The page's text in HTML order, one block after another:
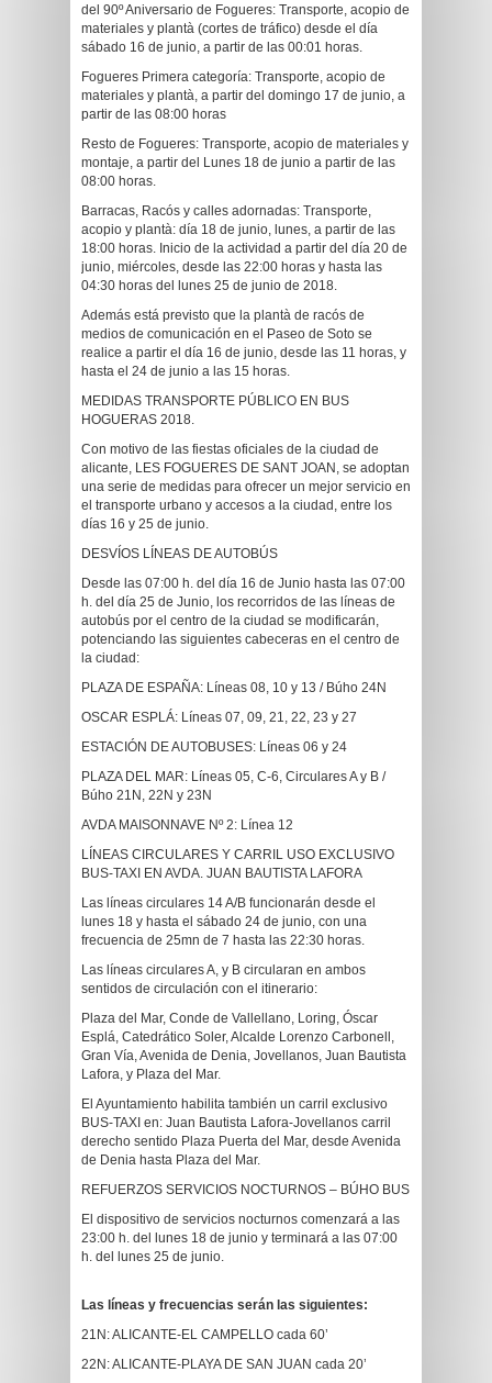
del 90º Aniversario de Fogueres: Transporte, acopio de
materiales y plantà (cortes de tráfico) desde el día
sábado 16 de junio, a partir de las 00:01 horas.
Fogueres Primera categoría: Transporte, acopio de
materiales y plantà, a partir del domingo 17 de junio, a
partir de las 08:00 horas
Resto de Fogueres: Transporte, acopio de materiales y
montaje, a partir del Lunes 18 de junio a partir de las
08:00 horas.
Barracas, Racós y calles adornadas: Transporte,
acopio y plantà: día 18 de junio, lunes, a partir de las
18:00 horas. Inicio de la actividad a partir del día 20 de
junio, miércoles, desde las 22:00 horas y hasta las
04:30 horas del lunes 25 de junio de 2018.
Además está previsto que la plantà de racós de
medios de comunicación en el Paseo de Soto se
realice a partir el día 16 de junio, desde las 11 horas, y
hasta el 24 de junio a las 15 horas.
MEDIDAS TRANSPORTE PÚBLICO EN BUS
HOGUERAS 2018.
Con motivo de las fiestas oficiales de la ciudad de
alicante, LES FOGUERES DE SANT JOAN, se adoptan
una serie de medidas para ofrecer un mejor servicio en
el transporte urbano y accesos a la ciudad, entre los
días 16 y 25 de junio.
DESVÍOS LÍNEAS DE AUTOBÚS
Desde las 07:00 h. del día 16 de Junio hasta las 07:00
h. del día 25 de Junio, los recorridos de las líneas de
autobús por el centro de la ciudad se modificarán,
potenciando las siguientes cabeceras en el centro de
la ciudad:
PLAZA DE ESPAÑA: Líneas 08, 10 y 13 / Búho 24N
OSCAR ESPLÁ: Líneas 07, 09, 21, 22, 23 y 27
ESTACIÓN DE AUTOBUSES: Líneas 06 y 24
PLAZA DEL MAR: Líneas 05, C-6, Circulares A y B /
Búho 21N, 22N y 23N
AVDA MAISONNAVE Nº 2: Línea 12
LÍNEAS CIRCULARES Y CARRIL USO EXCLUSIVO
BUS-TAXI EN AVDA. JUAN BAUTISTA LAFORA
Las líneas circulares 14 A/B funcionarán desde el
lunes 18 y hasta el sábado 24 de junio, con una
frecuencia de 25mn de 7 hasta las 22:30 horas.
Las líneas circulares A, y B circularan en ambos
sentidos de circulación con el itinerario:
Plaza del Mar, Conde de Vallellano, Loring, Óscar
Esplá, Catedrático Soler, Alcalde Lorenzo Carbonell,
Gran Vía, Avenida de Denia, Jovellanos, Juan Bautista
Lafora, y Plaza del Mar.
El Ayuntamiento habilita también un carril exclusivo
BUS-TAXI en: Juan Bautista Lafora-Jovellanos carril
derecho sentido Plaza Puerta del Mar, desde Avenida
de Denia hasta Plaza del Mar.
REFUERZOS SERVICIOS NOCTURNOS – BÚHO BUS
El dispositivo de servicios nocturnos comenzará a las
23:00 h. del lunes 18 de junio y terminará a las 07:00
h. del lunes 25 de junio.
Las líneas y frecuencias serán las siguientes:
21N: ALICANTE-EL CAMPELLO cada 60’
22N: ALICANTE-PLAYA DE SAN JUAN cada 20’